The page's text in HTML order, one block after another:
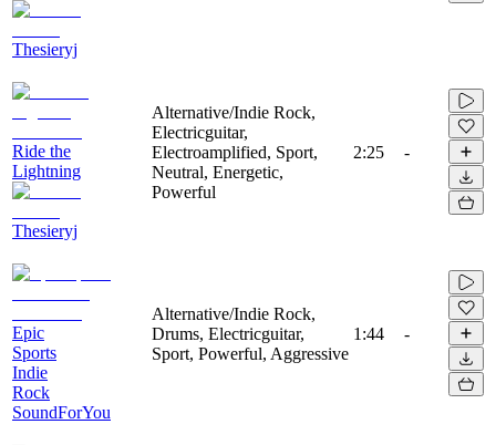
Thesieryj
Ride the
Lightning
Thesieryj
Alternative/Indie Rock,
Electricguitar,
Electroamplified, Sport,
Neutral, Energetic,
Powerful
2:25 -
Epic
Sports
Indie
Rock
SoundForYou
Alternative/Indie Rock,
Drums, Electricguitar,
Sport, Powerful, Aggressive
1:44 -